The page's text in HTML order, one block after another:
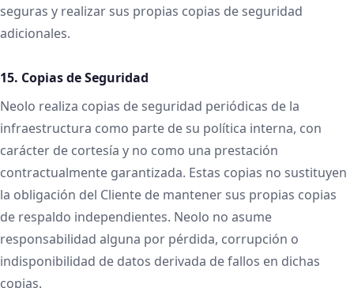
seguras y realizar sus propias copias de seguridad
adicionales.
15. Copias de Seguridad
Neolo realiza copias de seguridad periódicas de la
infraestructura como parte de su política interna, con
carácter de cortesía y no como una prestación
contractualmente garantizada. Estas copias no sustituyen
la obligación del Cliente de mantener sus propias copias
de respaldo independientes. Neolo no asume
responsabilidad alguna por pérdida, corrupción o
indisponibilidad de datos derivada de fallos en dichas
copias.